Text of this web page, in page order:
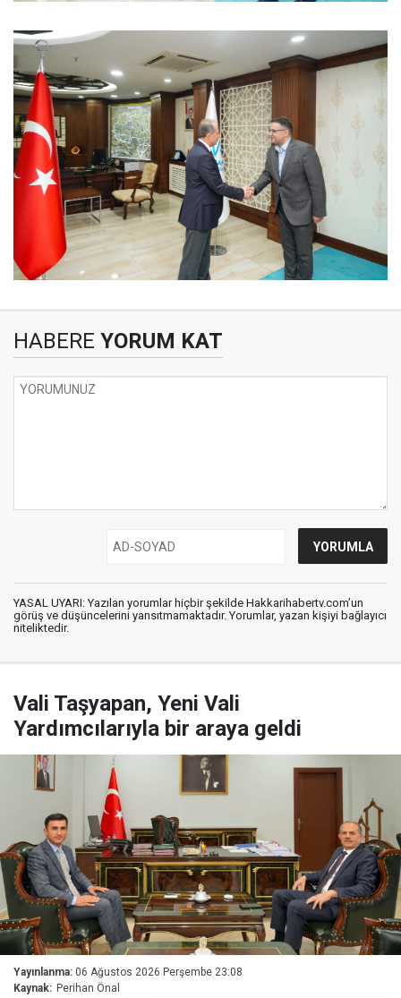
HABERE YORUM KAT
YASAL UYARI: Yazılan yorumlar hiçbir şekilde Hakkarihabertv.com’un
görüş ve düşüncelerini yansıtmamaktadır. Yorumlar, yazan kişiyi bağlayıcı
niteliktedir.
Vali Taşyapan, Yeni Vali
Yardımcılarıyla bir araya geldi
Yayınlanma: 06 Ağustos 2026 Perşembe 23:08
Kaynak: Perihan Önal